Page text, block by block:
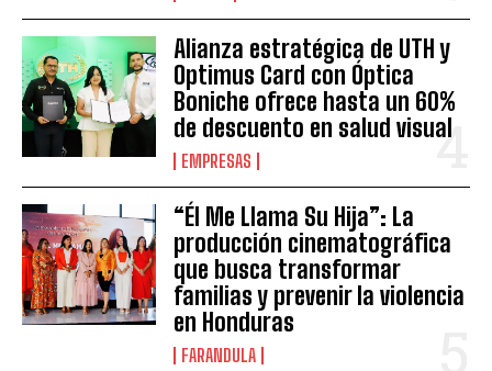
Alianza estratégica de UTH y
Optimus Card con Óptica
Boniche ofrece hasta un 60%
de descuento en salud visual
EMPRESAS
“Él Me Llama Su Hija”: La
producción cinematográfica
que busca transformar
familias y prevenir la violencia
en Honduras
FARANDULA